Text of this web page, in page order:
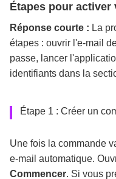
Étapes pour activer
Réponse courte : La
étapes : ouvrir l'e-mail
passe, lancer
identifiants dans la
Étape 1 : Créer un
Une fois la commande
e-mail automatique.
Commencer. Si vous